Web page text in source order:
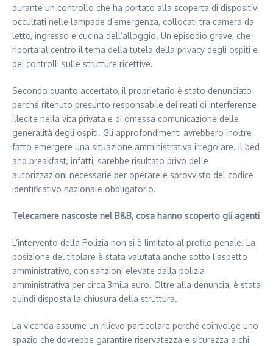
durante un controllo che ha portato alla scoperta di dispositivi
occultati nelle lampade d’emergenza, collocati tra camera da
letto, ingresso e cucina dell’alloggio. Un episodio grave, che
riporta al centro il tema della tutela della privacy degli ospiti e
dei controlli sulle strutture ricettive.
Secondo quanto accertato, il proprietario è stato denunciato
perché ritenuto presunto responsabile dei reati di interferenze
illecite nella vita privata e di omessa comunicazione delle
generalità degli ospiti. Gli approfondimenti avrebbero inoltre
fatto emergere una situazione amministrativa irregolare. Il bed
and breakfast, infatti, sarebbe risultato privo delle
autorizzazioni necessarie per operare e sprovvisto del codice
identificativo nazionale obbligatorio.
Telecamere nascoste nel B&B, cosa hanno scoperto gli agenti
L’intervento della Polizia non si è limitato al profilo penale. La
posizione del titolare è stata valutata anche sotto l’aspetto
amministrativo, con sanzioni elevate dalla polizia
amministrativa per circa 3mila euro. Oltre alla denuncia, è stata
quindi disposta la chiusura della struttura.
La vicenda assume un rilievo particolare perché coinvolge uno
spazio che dovrebbe garantire riservatezza e sicurezza a chi